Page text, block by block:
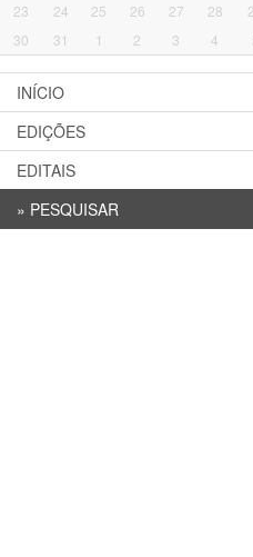
23
24 25 26 27 28
30
31 1 2 3 4
INÍCIO
EDIÇÕES
EDITAIS
» PESQUISAR